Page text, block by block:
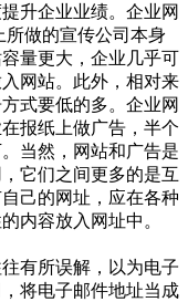
升企业业绩。企业网
所做的宣传公司本身
量更大，企业几乎可
网站。此外，相对来
式要低的多。企业网
报纸上做广告，半个
当然，网站和广告是
它们之间更多的是互
己的网址，应在各种
内容放入网址中。
有所误解，以为电子
将电子邮件地址当成